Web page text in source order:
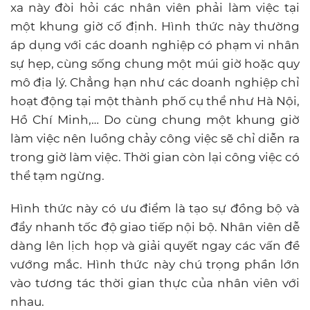
xa này đòi hỏi các nhân viên phải làm việc tại
một khung giờ cố định. Hình thức này thường
áp dụng với các doanh nghiệp có phạm vi nhân
sự hẹp, cùng sống chung một múi giờ hoặc quy
mô địa lý. Chẳng hạn như các doanh nghiệp chỉ
hoạt động tại một thành phố cụ thể như Hà Nội,
Hồ Chí Minh,… Do cùng chung một khung giờ
làm việc nên luồng chảy công việc sẽ chỉ diễn ra
trong giờ làm việc. Thời gian còn lại công việc có
thể tạm ngừng.
Hình thức này có ưu điểm là tạo sự đồng bộ và
đẩy nhanh tốc độ giao tiếp nội bộ. Nhân viên dễ
dàng lên lịch họp và giải quyết ngay các vấn đề
vướng mắc. Hình thức này chú trọng phần lớn
vào tương tác thời gian thực của nhân viên với
nhau.